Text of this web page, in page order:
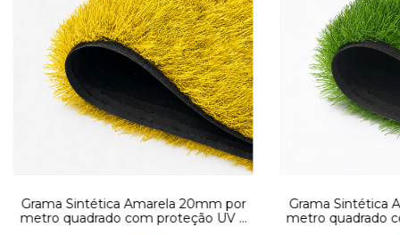
Grama Sintética Amarela 20mm por
metro quadrado com proteção UV e
Grama Sintética
metro quadrado